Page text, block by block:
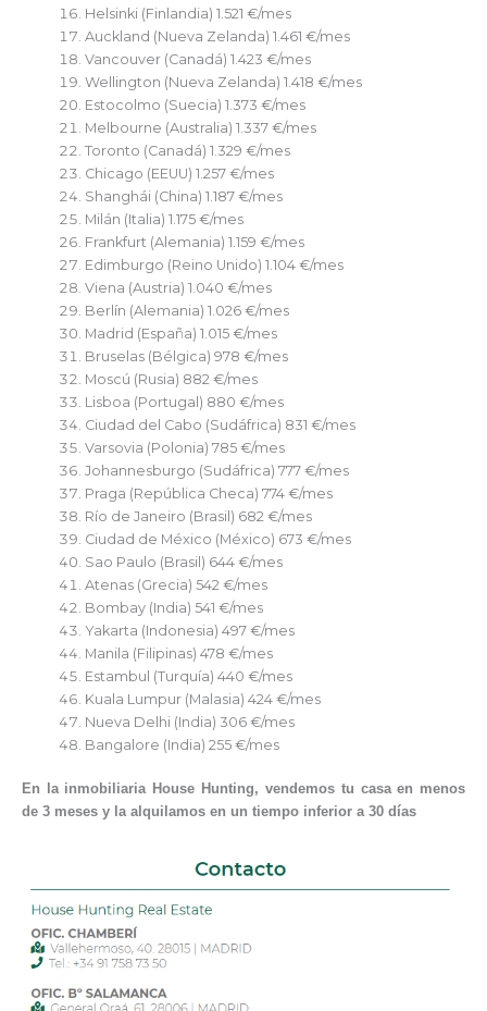
Helsinki (Finlandia) 1.521 €/mes
Auckland (Nueva Zelanda) 1.461 €/mes
Vancouver (Canadá) 1.423 €/mes
Wellington (Nueva Zelanda) 1.418 €/mes
Estocolmo (Suecia) 1.373 €/mes
Melbourne (Australia) 1.337 €/mes
Toronto (Canadá) 1.329 €/mes
Chicago (EEUU) 1.257 €/mes
Shanghái (China) 1.187 €/mes
Milán (Italia) 1.175 €/mes
Frankfurt (Alemania) 1.159 €/mes
Edimburgo (Reino Unido) 1.104 €/mes
Viena (Austria) 1.040 €/mes
Berlín (Alemania) 1.026 €/mes
Madrid (España) 1.015 €/mes
Bruselas (Bélgica) 978 €/mes
Moscú (Rusia) 882 €/mes
Lisboa (Portugal) 880 €/mes
Ciudad del Cabo (Sudáfrica) 831 €/mes
Varsovia (Polonia) 785 €/mes
Johannesburgo (Sudáfrica) 777 €/mes
Praga (República Checa) 774 €/mes
Río de Janeiro (Brasil) 682 €/mes
Ciudad de México (México) 673 €/mes
Sao Paulo (Brasil) 644 €/mes
Atenas (Grecia) 542 €/mes
Bombay (India) 541 €/mes
Yakarta (Indonesia) 497 €/mes
Manila (Filipinas) 478 €/mes
Estambul (Turquía) 440 €/mes
Kuala Lumpur (Malasia) 424 €/mes
Nueva Delhi (India) 306 €/mes
Bangalore (India) 255 €/mes
En la inmobiliaria House Hunting, vendemos tu casa en menos
de 3 meses y la alquilamos en un tiempo inferior a 30 días